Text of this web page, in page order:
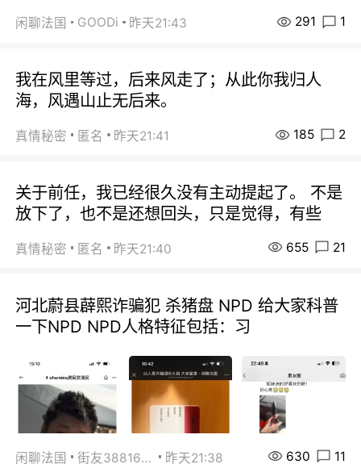
闲聊法国 GOODi 昨天21:43 291 1
我在风里等过，后来风走了；从此你我归人
海，风遇山止无后来。
真情秘密 匿名 昨天21:41 185 2
关于前任，我已经很久没有主动提起了。 不是
放下了，也不是还想回头，只是觉得，有些
真情秘密 匿名 昨天21:40 655 21
河北蔚县薜熙诈骗犯 杀猪盘 NPD 给大家科普
一下NPD NPD人格特征包括：习
闲聊法国 街友38816967 昨天21:38 630 11